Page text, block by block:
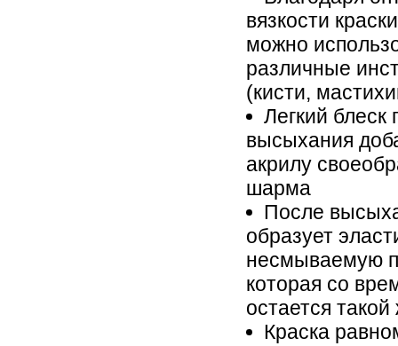
вязкости
можно
различные
(кисти,
Легкий блеск
высыхания
акрилу
шарма
После
образует
несмываемую
которая со
остается такой
Краска